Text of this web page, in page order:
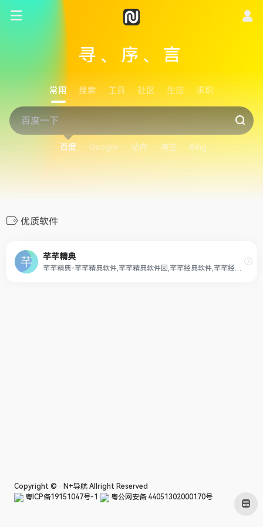
寻、序、言
常用 搜索 工具 社区 生活 求职
百度 Google 站内 淘宝 Bing
优质软件
芊芊精典
Copyright © · N+导航 Allright Reserved
粤ICP备19151047号-1
粤公网安备 44051302000170号